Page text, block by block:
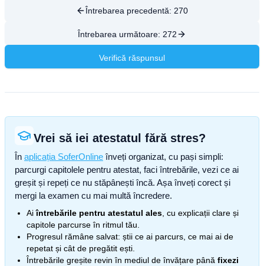
Întrebarea precedentă: 270
Întrebarea următoare: 272
Verifică răspunsul
Vrei să iei atestatul fără stres?
În aplicația SoferOnline înveți organizat, cu pași simpli:
parcurgi capitolele pentru atestat, faci întrebările, vezi ce ai
greșit și repeți ce nu stăpânești încă. Așa înveți corect și
mergi la examen cu mai multă încredere.
Aiîntrebările pentru atestatul ales , cu explicații clare și
capitole parcurse în ritmul tău.
Progresul rămâne salvat: știi ce ai parcurs, ce mai ai de
repetat și cât de pregătit ești.
Întrebările greșite revin în mediul de învățare până fixezi